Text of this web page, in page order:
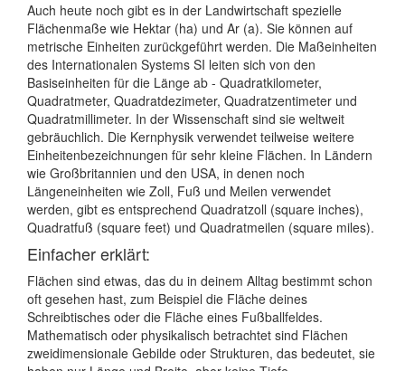
Auch heute noch gibt es in der Landwirtschaft spezielle
Flächenmaße wie Hektar (ha) und Ar (a). Sie können auf
metrische Einheiten zurückgeführt werden. Die Maßeinheiten
des Internationalen Systems SI leiten sich von den
Basiseinheiten für die Länge ab - Quadratkilometer,
Quadratmeter, Quadratdezimeter, Quadratzentimeter und
Quadratmillimeter. In der Wissenschaft sind sie weltweit
gebräuchlich. Die Kernphysik verwendet teilweise weitere
Einheitenbezeichnungen für sehr kleine Flächen. In Ländern
wie Großbritannien und den USA, in denen noch
Längeneinheiten wie Zoll, Fuß und Meilen verwendet
werden, gibt es entsprechend Quadratzoll (square inches),
Quadratfuß (square feet) und Quadratmeilen (square miles).
Einfacher erklärt:
Flächen sind etwas, das du in deinem Alltag bestimmt schon
oft gesehen hast, zum Beispiel die Fläche deines
Schreibtisches oder die Fläche eines Fußballfeldes.
Mathematisch oder physikalisch betrachtet sind Flächen
zweidimensionale Gebilde oder Strukturen, das bedeutet, sie